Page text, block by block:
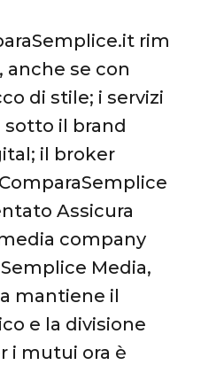
rim
anche se con
di stile; i servizi
sotto il brand
il broker
Assicura
company
Media,
mantiene il
e la divisione
i mutui ora è